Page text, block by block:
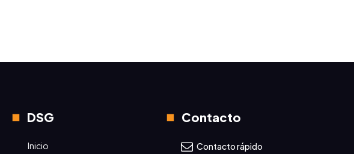
DSG
Inicio
Contacto
Contacto rápido